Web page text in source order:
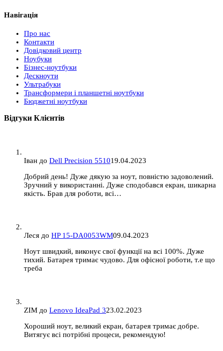
Навігація
Про нас
Контакти
Довідковий центр
Ноубуки
Бізнес-ноутбуки
Дескноути
Ультрабуки
Трансформери і планшетні ноутбуки
Бюджетні ноутбуки
Відгуки Клієнтів
Іван до Dell Precision 551019.04.2023
Добрий день! Дуже дякую за ноут, повністю задоволений.
Зручний у використанні. Дуже сподобався екран, шикарна
якість. Брав для роботи, всі…
Леся до HP 15-DA0053WM09.04.2023
Ноут швидкий, виконує свої функції на всі 100%. Дуже
тихий. Батарея тримає чудово. Для офісної роботи, т.е що
треба
ZIM до Lenovo IdeaPad 323.02.2023
Хороший ноут, великий екран, батарея тримає добре.
Витягує всі потрібні процеси, рекомендую!